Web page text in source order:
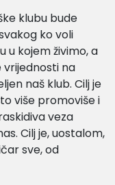
klubu bude
ko voli
u kojem živimo, a
vrijednosti na
naš klub. Cilj je
više promoviše i
veza
Cilj je, uostalom,
sve, od